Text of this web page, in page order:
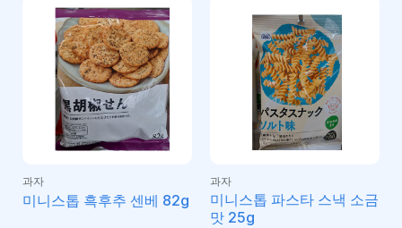
과자
미니스톱 흑후추 센베 82g
과자
미니스톱 파스타 스낵 소금
맛 25g